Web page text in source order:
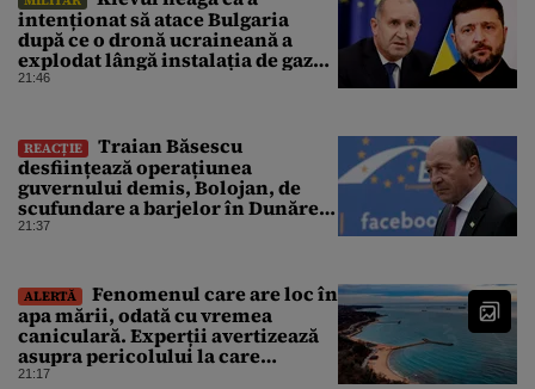
intenționat să atace Bulgaria
după ce o dronă ucraineană a
explodat lângă instalația de gaz
de la granița României
21:46
REACȚIE
Traian Băsescu
desființează operațiunea
guvernului demis, Bolojan, de
scufundare a barjelor în Dunăre:
„Este o improvizație”
21:37
ALERTĂ
Fenomenul care are loc în
apa mării, odată cu vremea
caniculară. Experții avertizează
asupra pericolului la care
oamenii pot fi expuși
21:17